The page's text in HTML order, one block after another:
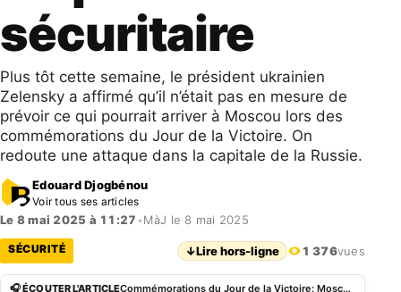
sécuritaire
Plus tôt cette semaine, le président ukrainien
Zelensky a affirmé qu’il n’était pas en mesure de
prévoir ce qui pourrait arriver à Moscou lors des
commémorations du Jour de la Victoire. On
redoute une attaque dans la capitale de la Russie.
Edouard Djogbénou
Voir tous ses articles
Le 8 mai 2025 à 11:27 •MàJ le 8 mai 2025
SÉCURITÉ ↓Lire hors-ligne 1 376vues
🎧 ÉCOUTER L'ARTICLE Commémorations du Jour de la Victoire: Moscou renforce son dispositif sécuritaire